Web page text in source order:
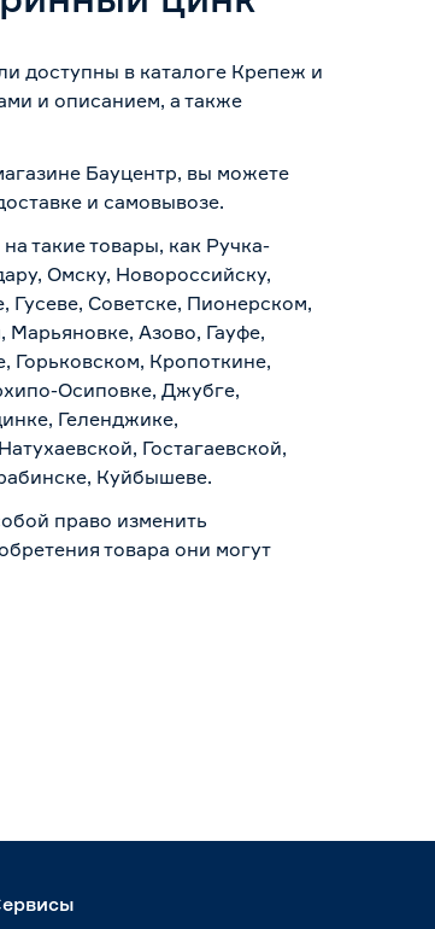
доступны в каталоге Крепеж и
и описанием, а также
Бауцентр, вы можете
и самовывозе.
такие товары, как Ручка-
Омску, Новороссийску,
Гусеве, Советске, Пионерском,
Азово, Гауфе,
Горьковском, Кропоткине,
Осиповке, Джубге,
Геленджике,
Гостагаевской,
Куйбышеве.
право изменить
товара они могут